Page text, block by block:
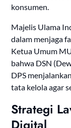
konsumen.
Majelis Ulama
dalam menjaga
Ketua Umum
bahwa DSN
DPS
tata kelola agar
Strategi